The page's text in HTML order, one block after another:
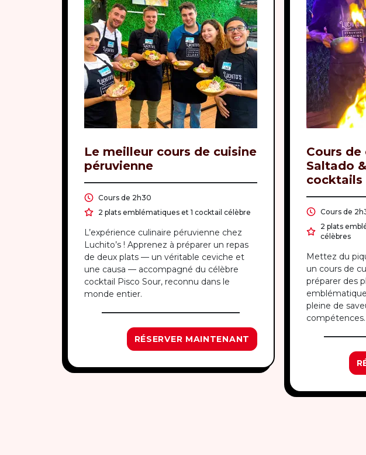
Le meilleur cours de cuisine
péruvienne
Cours de 2h30
2 plats emblématiques et 1 cocktail célèbre
L’expérience culinaire péruvienne chez
Luchito’s ! Apprenez à préparer un repas
de deux plats — un véritable ceviche et
une causa — accompagné du célèbre
cocktail Pisco Sour, reconnu dans le
monde entier.
RÉSERVER MAINTENANT
Cours
Saltado
cocktails
Cours de
2 plats
célèbres
Mettez du
un cours de
préparer des
pleine de
compétences.